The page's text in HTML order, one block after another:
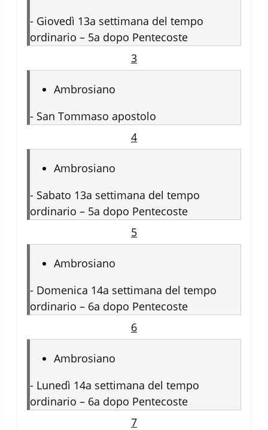
- Giovedì 13a settimana del tempo
ordinario – 5a dopo Pentecoste
3
Ambrosiano
- San Tommaso apostolo
4
Ambrosiano
- Sabato 13a settimana del tempo
ordinario – 5a dopo Pentecoste
5
Ambrosiano
- Domenica 14a settimana del tempo
ordinario – 6a dopo Pentecoste
6
Ambrosiano
- Lunedì 14a settimana del tempo
ordinario – 6a dopo Pentecoste
7